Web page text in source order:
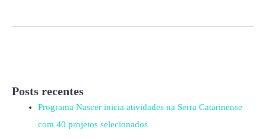
Posts recentes
Programa Nascer inicia atividades na Serra Catarinense
com 40 projetos selecionados